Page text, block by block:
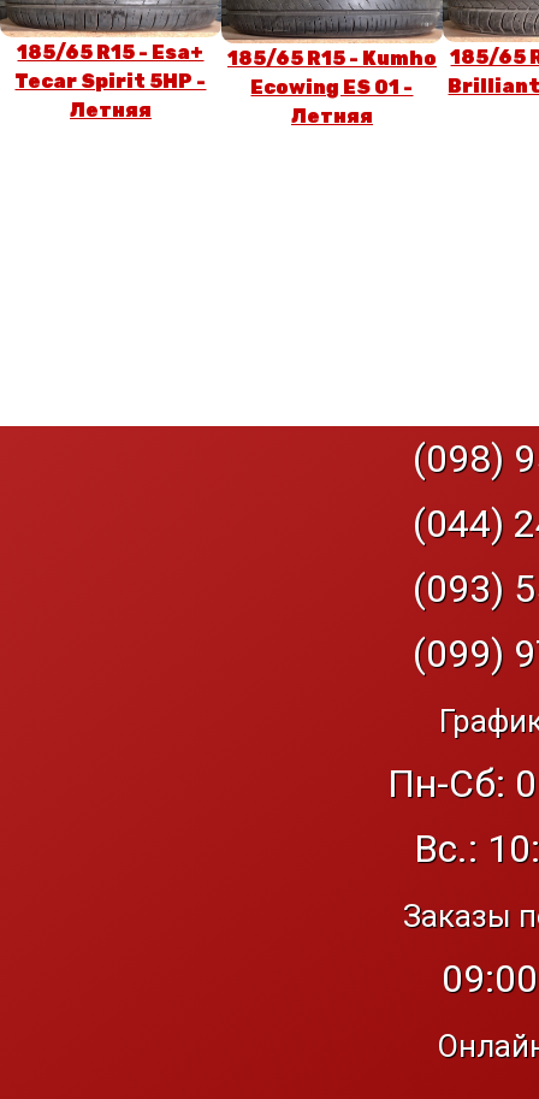
185/65 R15 - Esa+
Tecar Spirit 5HP -
Летняя
185/65 R15 - Kumho
Ecowing ES 01 -
Летняя
185/65
(098)
(044)
(093)
(099)
Пн-Сб:
Вс.:
Заказы